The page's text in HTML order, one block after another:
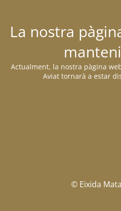
La nostra
Actualment, la nostra pàgina
Aviat tornarà a estar
© Eixida